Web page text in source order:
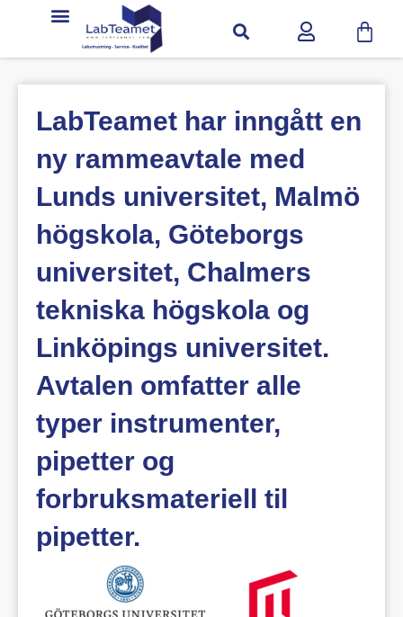
LabTeamet har inngått en
ny rammeavtale med
Lunds universitet, Malmö
högskola, Göteborgs
universitet, Chalmers
tekniska högskola og
Linköpings universitet.
Avtalen omfatter alle
typer instrumenter,
pipetter og
forbruksmateriell til
pipetter.